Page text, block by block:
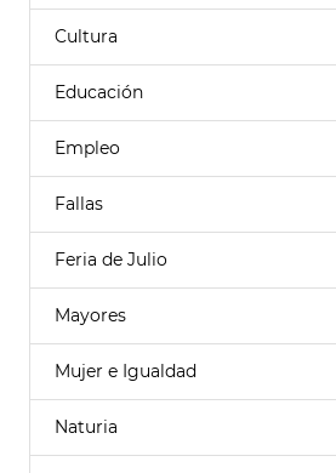
Cultura
Educación
Empleo
Fallas
Feria de Julio
Mayores
Mujer e Igualdad
Naturia